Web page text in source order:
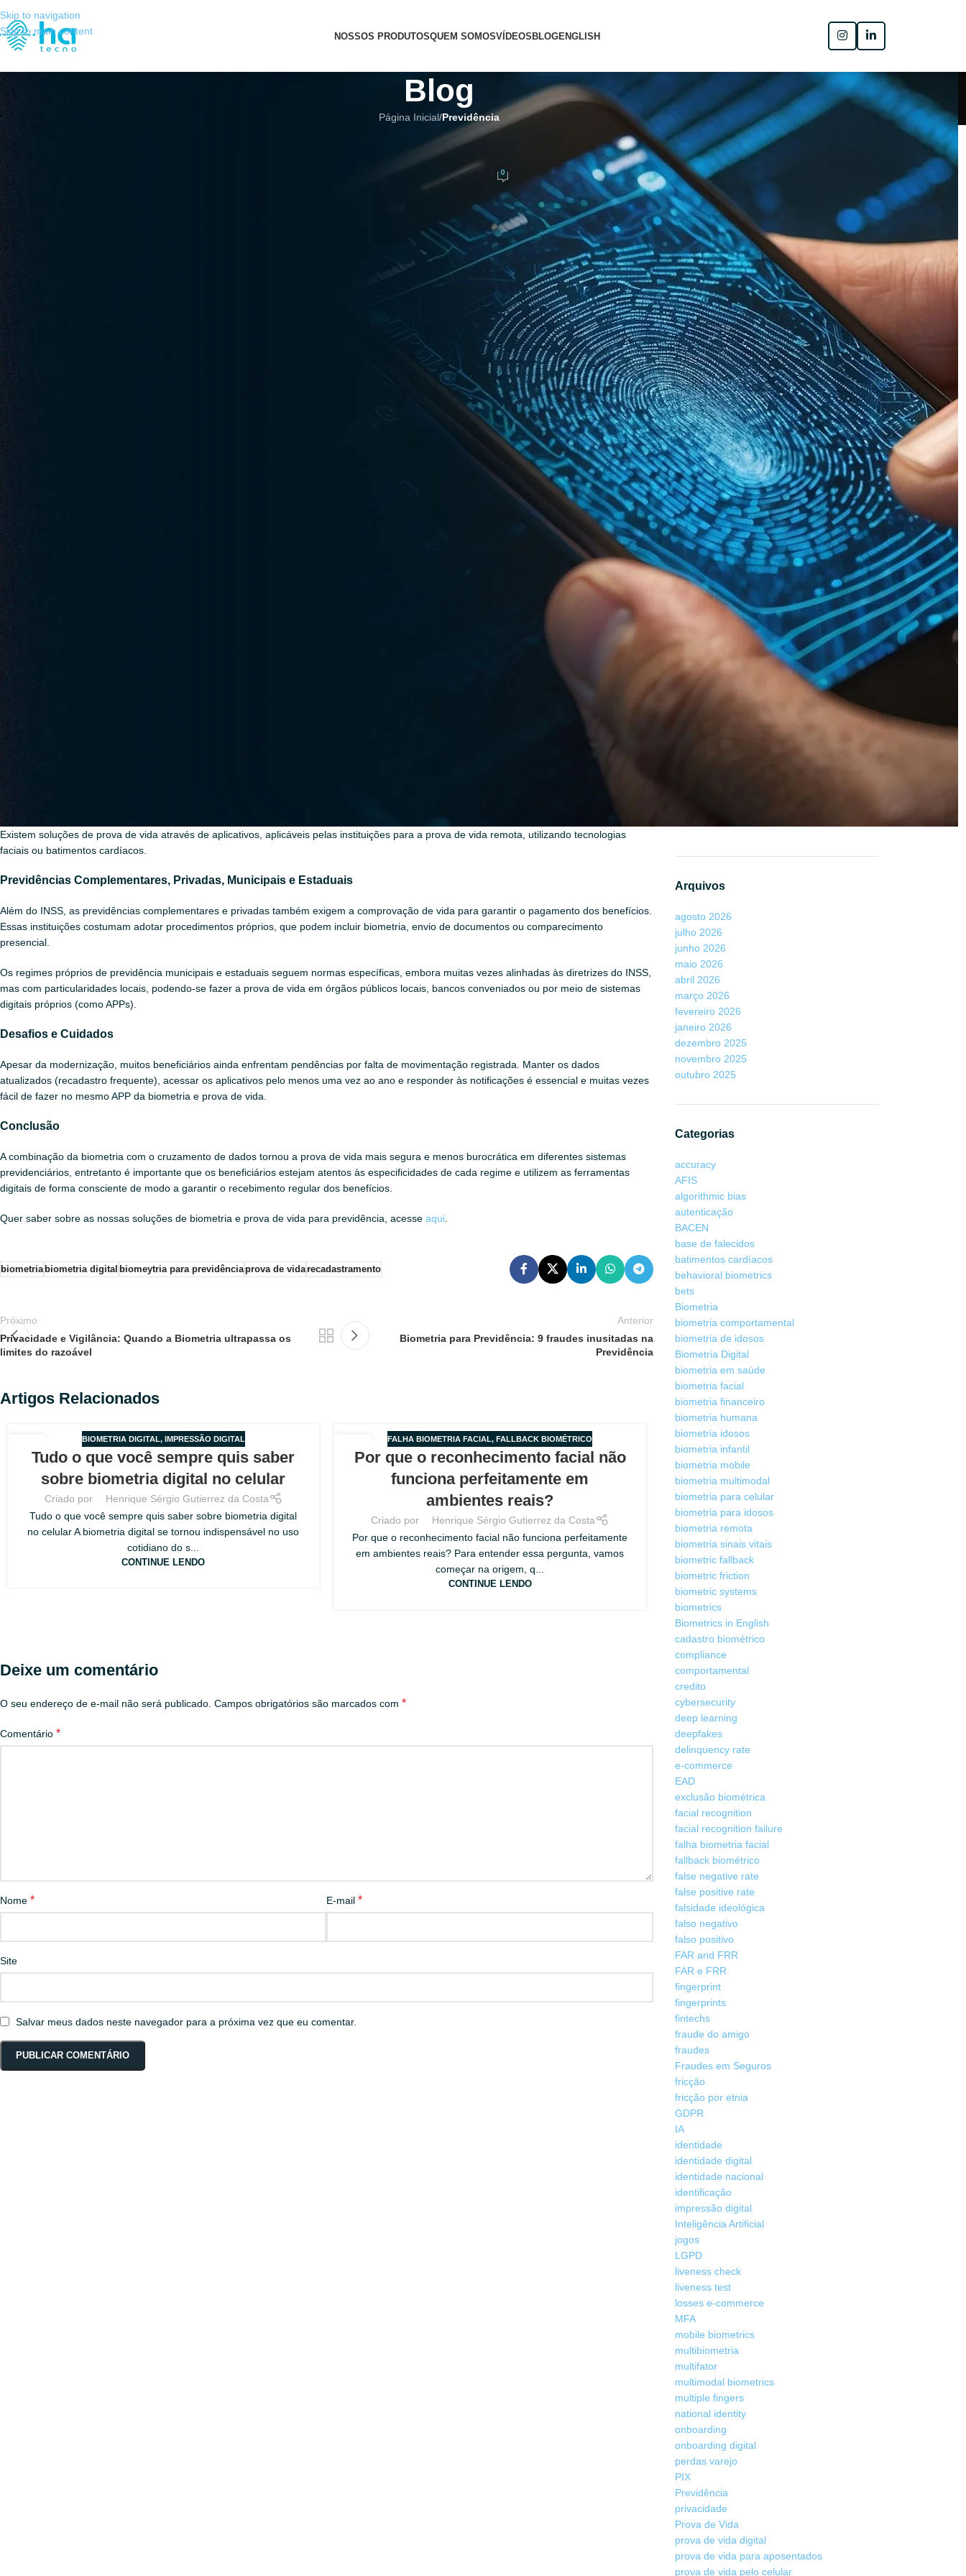
Skip to navigation
Skip to main content
NOSSOS PRODUTOSQUEM SOMOSVÍDEOSBLOGENGLISH
Blog
Página Inicial/Previdência
Biometria e Prova de Vida para Previdência
No 18 de fevereiro de 2026 0
A biometria e prova de vida são procedimentos fundamentais para assegurar a continuidade dos pagamentos dos benefícios previdenciários.
Com o avanço tecnológico e a digitalização dos serviços públicos, diversas soluções estão disponíveis para tornar esse processo mais seguro,
A prova de vida é uma exigência anual do Instituto Nacional do Seguro Social (INSS) e dos regimes próprios de previdência, incluindo os
sistemas municipais, estaduais, além das previdências complementares e privadas. O objetivo é confirmar que o beneficiário está vivo e apto a
continuar recebendo o benefício, evitando fraudes e pagamentos indevidos. Desde 2023, o INSS realiza a prova de vida automaticamente, por
Registros de vacinação no SUS, Emissão ou renovação de documentos oficiais (CNH, RG) ou no aplicativo “Meu INSS” ou “Gov.br”
A biometria consiste em dados físicos ou comportamentais usados para identificar uma pessoa de forma única. No contexto previdenciário,
. O reconhecimento facial é feito pela câmera do celular, com
orientações para piscar, virar o rosto ou sorrir, garantindo que o processo seja realizado por uma pessoa viva e presente. Nas entidades
Disponível em terminais bancários, caixas eletrônicos a aplicativos (APPs). O beneficiário pode realizar saques ou consultas usando a
Alguns bancos oferecem prova de vida digital por meio do internet banking ou por um APP, utilizando biometria facial ou digital, evitando
Existem soluções de prova de vida através de aplicativos, aplicáveis pelas instituições para a prova de vida remota, utilizando tecnologias
faciais ou batimentos cardíacos.
Previdências Complementares, Privadas, Municipais e Estaduais
Além do INSS, as previdências complementares e privadas também exigem a comprovação de vida para garantir o pagamento dos benefícios.
Essas instituições costumam adotar procedimentos próprios, que podem incluir biometria, envio de documentos ou comparecimento
presencial.
Os regimes próprios de previdência municipais e estaduais seguem normas específicas, embora muitas vezes alinhadas às diretrizes do INSS,
mas com particularidades locais, podendo-se fazer a prova de vida em órgãos públicos locais, bancos conveniados ou por meio de sistemas
digitais próprios (como APPs).
Desafios e Cuidados
Apesar da modernização, muitos beneficiários ainda enfrentam pendências por falta de movimentação registrada. Manter os dados
atualizados (recadastro frequente), acessar os aplicativos pelo menos uma vez ao ano e responder às notificações é essencial e muitas vezes
fácil de fazer no mesmo APP da biometria e prova de vida.
Conclusão
A combinação da biometria com o cruzamento de dados tornou a prova de vida mais segura e menos burocrática em diferentes sistemas
previdenciários, entretanto é importante que os beneficiários estejam atentos às especificidades de cada regime e utilizem as ferramentas
digitais de forma consciente de modo a garantir o recebimento regular dos benefícios.
Quer saber sobre as nossas soluções de biometria e prova de vida para previdência, acesse aqui
biometriabiometria digital biomeytria para previdênciaprova de vidarecadastramento
Próximo
Privacidade e Vigilância: Quando a Biometria ultrapassa os
limites do razoável
Anterior
Biometria para Previdência: 9 fraudes inusitadas na
Previdência
Artigos Relacionados
BIOMETRIA DIGITAL, IMPRESSÃO DIGITAL
Tudo o que você sempre quis saber
sobre biometria digital no celular
Criado por
Henrique Sérgio Gutierrez da Costa
Tudo o que você sempre quis saber sobre biometria digital
no celular A biometria digital se tornou indispensável no uso
cotidiano do s...
CONTINUE LENDO
AGO
FALHA BIOMETRIA FACIAL,FALLBACK BIOMÉTRICO
Por que o reconhecimento facial não
funciona perfeitamente em
ambientes reais?
Criado por
Henrique Sérgio Gutierrez da Costa
Por que o reconhecimento facial não funciona perfeitamente
em ambientes reais? Para entender essa pergunta, vamos
começar na origem, q...
CONTINUE LENDO
02
AGO
BIOMETRIA
Sistemas biométricos: o que eu
realmente preciso ?
Criado por
Henrique Sérgio Gutierrez da Costa
Sistemas biométricos: o que eu realmente preciso ? Muita
gente pergunta "O que são é um sistema biométrico para
celular", vamos esclar...
Deixe um comentário
O seu endereço de e-mail não será publicado. Campos obrigatórios são marcados com *
Comentário *
Nome * E-mail*
Site
Salvar meus dados neste navegador para a próxima vez que eu comentar.
Pesquisar
Posts recentes
Tudo o que você sempre quis saber
sobre biometria digital no celular
Why Doesn’t Facial Recognition Work
Perfectly in Real-World Environments?
Por que o reconhecimento facial não
funciona perfeitamente em ambientes
reais?
Biometric Systems: What Do I Really
Need?
Sistemas biométricos: o que eu
realmente preciso ?
Comentários
Biometria com Prova de Vida no Varejo
Digital - Biometria Digital e Prova de Vida
em São Paulo e CuritibaemPerdas por
Fricção na Biometria Facial no Varejo
Digital: Estatísticas, Impactos e Motivos
Henrique Sérgio Gutierrez da Costaem
Além da Lente: Como Deepfakes
Invadem a Câmera do Celular e Enganam
Sistemas Biométricos
Max em
Além da Lente: Como Deepfakes
Invadem a Câmera do Celular e Enganam
Sistemas Biométricos
Henrique Sérgio Gutierrez da Costa
Arquivos
agosto 2026
julho 2026
junho 2026
maio 2026
abril 2026
março 2026
fevereiro 2026
janeiro 2026
dezembro 2025
novembro 2025
outubro 2025
Categorias
accuracy
AFIS
algorithmic bias
autenticação
BACEN
base de falecidos
batimentos cardíacos
behavioral biometrics
bets
Biometria
biometria comportamental
biometria de idosos
Biometria Digital
biometria em saúde
biometria facial
biometria financeiro
biometria humana
biometria idosos
biometria infantil
biometria mobile
biometria multimodal
biometria para celular
biometria para idosos
biometria remota
biometria sinais vitais
biometric fallback
biometric friction
biometric systems
biometrics
Biometrics in English
cadastro biométrico
compliance
comportamental
credito
cybersecurity
deep learning
deepfakes
delinquency rate
e-commerce
EAD
exclusão biométrica
facial recognition
facial recognition failure
falha biometria facial
fallback biométrico
false negative rate
false positive rate
falsidade ideológica
falso negativo
falso positivo
FAR and FRR
FAR e FRR
fingerprint
fingerprints
fintechs
fraude do amigo
fraudes
Fraudes em Seguros
fricção
fricção por etnia
GDPR
IA
identidade
identidade digital
identidade nacional
identificação
impressão digital
Inteligência Artificial
jogos
LGPD
liveness check
liveness test
losses e-commerce
MFA
mobile biometrics
multibiometria
multifator
multimodal biometrics
multiple fingers
national identity
onboarding
onboarding digital
perdas varejo
PIX
Previdência
privacidade
Prova de Vida
prova de vida digital
prova de vida para aposentados
prova de vida pelo celular